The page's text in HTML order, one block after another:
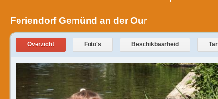
Feriendorf Gemünd an der Our
Overzicht Foto's Beschikbaarheid